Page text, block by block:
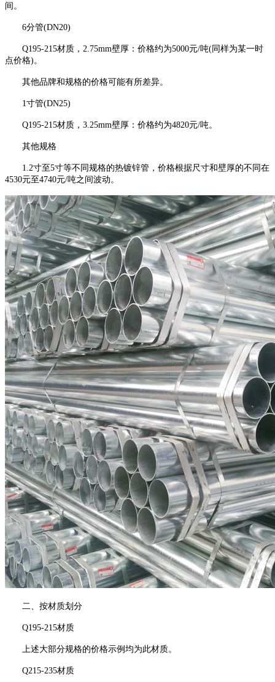
间。
6分管(DN20)
Q195-215材质，2.75mm壁厚：价格约为5000元/吨(同样为某一时
点价格)。
其他品牌和规格的价格可能有所差异。
1寸管(DN25)
Q195-215材质，3.25mm壁厚：价格约为4820元/吨。
其他规格
1.2寸至5寸等不同规格的热镀锌管，价格根据尺寸和壁厚的不同在
4530元至4740元/吨之间波动。
二、按材质划分
Q195-215材质
上述大部分规格的价格示例均为此材质。
Q215-235材质